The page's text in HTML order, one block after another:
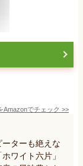
Amazonでチェック >>
ターも絶えな
ワイト六片」